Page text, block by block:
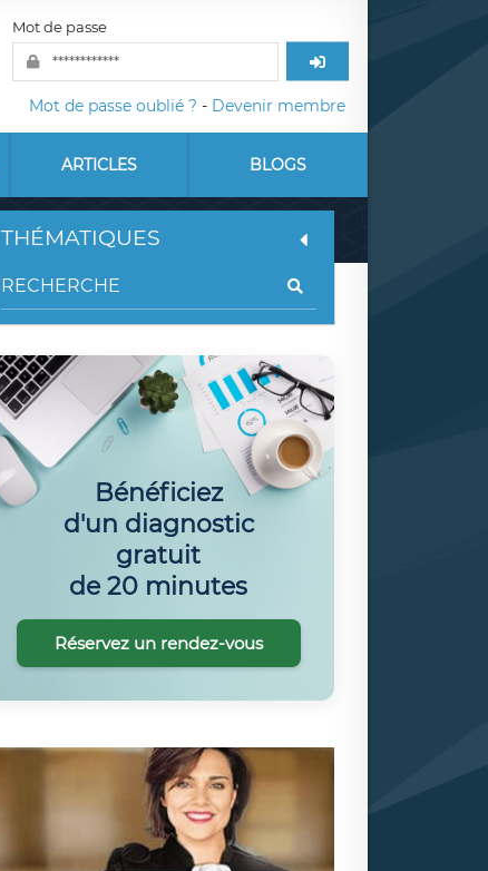
Mot de passe
Mot de passe oublié ? - Devenir membre
ARTICLES BLOGS
THÉMATIQUES
Bénéficiez
d'un diagnostic
gratuit
de 20 minutes
Réservez un rendez-vous